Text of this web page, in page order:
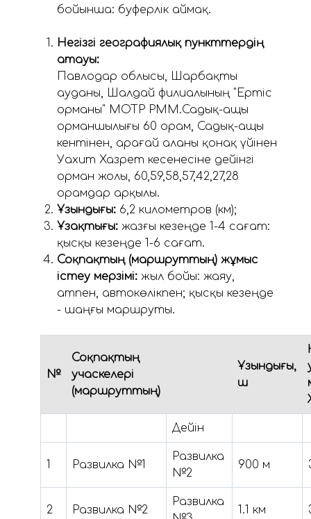
бойынша: буферлік аймақ.
Негізгі географиялық пункттердің
атауы:
Павлодар облысы, Шарбақты
ауданы, Шалдай филиалының "Ертіс
орманы" МОТР РММ.Садық-ащы
орманшылығы 60 орам, Садық-ащы
кентінен, Қарағай аланы қонақ үйінен
Уахит Хазрет кесенесіне дейінгі
орман жолы, 60,59,58,57,42,27,28
орамдар арқылы.
Ұзындығы: 6,2 километров (км);
Ұзақтығы: жазғы кезеңде 1-4 сағат:
қысқы кезеңде 1-6 сағат.
Соқпақтың (маршруттың) жұмыс
істеу мерзімі: жыл бойы: жаяу,
атпен, автокөлікпен; қысқы кезеңде
- шаңғы маршруты.
№
Соқпақтың
учаскелері
(маршруттың)
Ұзындығы,
ш
Дейін
1 Развилка №1
Развилка
№2
900 м
2 Развилка №2
Развилка
1.1 км